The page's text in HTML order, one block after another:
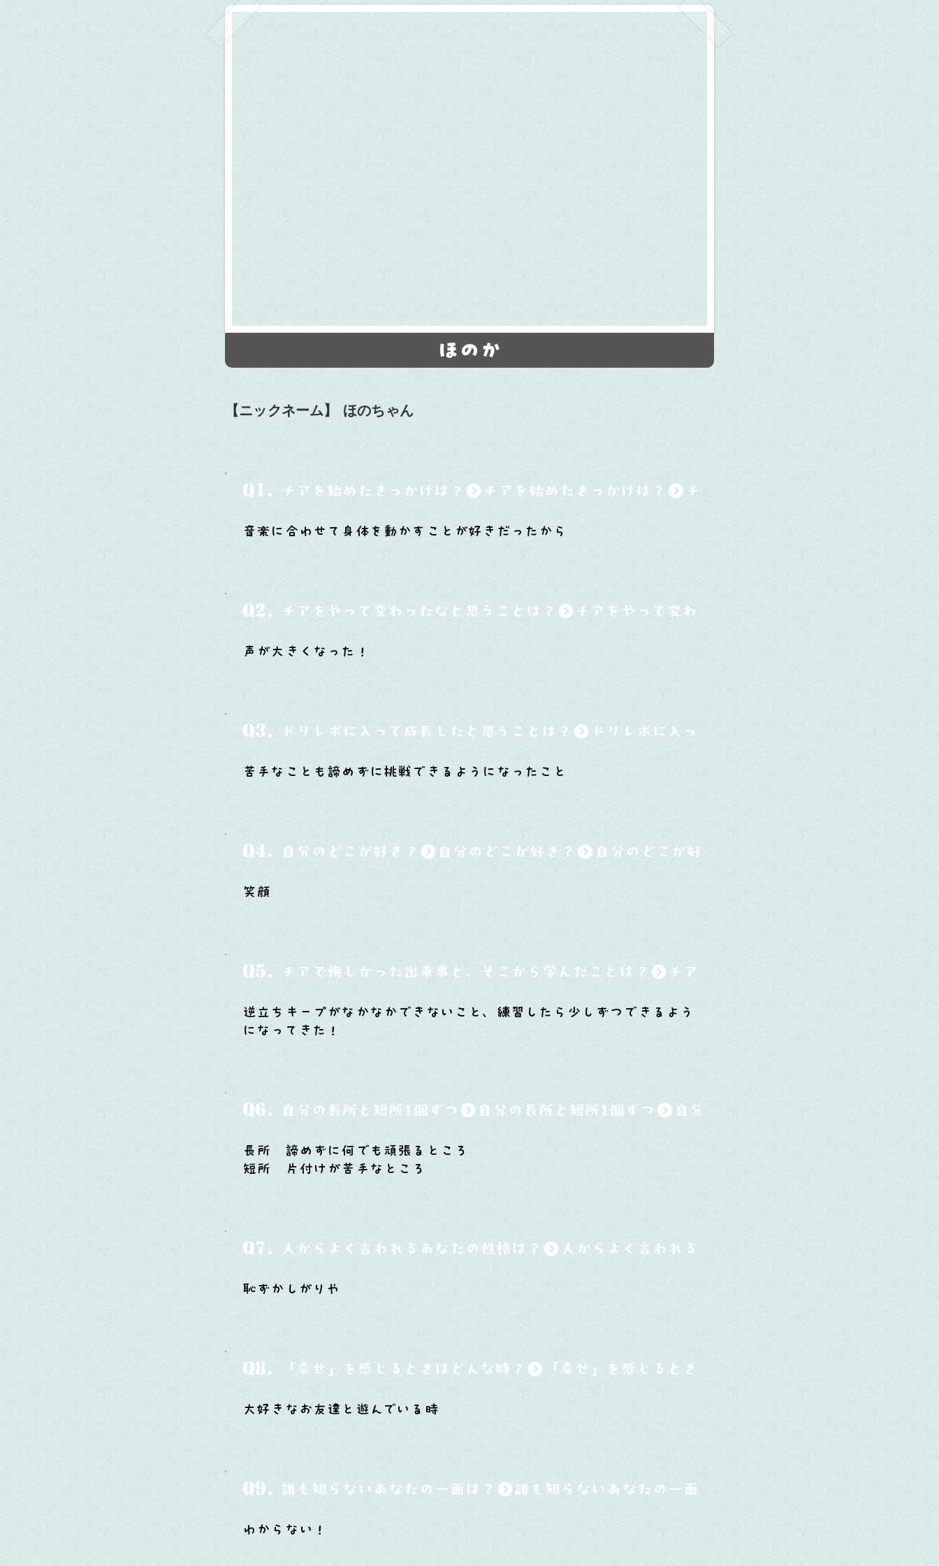
ほのか
【ニックネーム】 ほのちゃん
Q1. チアを始めたきっかけは？
音楽に合わせて身体を動かすことが好きだったから
Q2. チアをやって変わったなと思うことは？
声が大きくなった！
Q3. ドリレボに入って成長したと思うことは？
苦手なことも諦めずに挑戦できるようになったこと
Q4. 自分のどこが好き？
笑顔
Q5. チアで悔しかった出来事と、そこから学んだことは？
逆立ちキープがなかなかできないこと、練習したら少しずつできるよう
になってきた！
Q6. 自分の長所と短所1個ずつ
長所 諦めずに何でも頑張るところ
短所 片付けが苦手なところ
Q7. 人からよく言われるあなたの性格は？
恥ずかしがりや
Q8. 「幸せ」を感じるときはどんな時？
大好きなお友達と遊んでいる時
Q9. 誰も知らないあなたの一面は？
わからない！